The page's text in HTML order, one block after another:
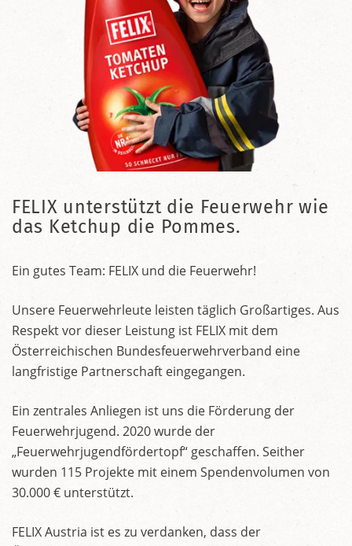
FELIX unterstützt die Feuerwehr wie
das Ketchup die Pommes.
Ein gutes Team: FELIX und die Feuerwehr!
Unsere Feuerwehrleute leisten täglich Großartiges. Aus
Respekt vor dieser Leistung ist FELIX mit dem
Österreichischen Bundesfeuerwehrverband eine
langfristige Partnerschaft eingegangen.
Ein zentrales Anliegen ist uns die Förderung der
Feuerwehrjugend. 2020 wurde der
„Feuerwehrjugendfördertopf“ geschaffen. Seither
wurden 115 Projekte mit einem Spendenvolumen von
30.000 € unterstützt.
FELIX Austria ist es zu verdanken, dass der